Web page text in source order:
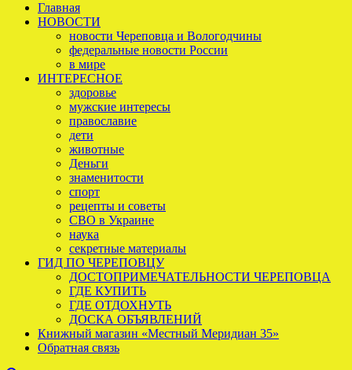
Главная
НОВОСТИ
новости Череповца и Вологодчины
федеральные новости России
в мире
ИНТЕРЕСНОЕ
здоровье
мужские интересы
православие
дети
животные
Деньги
знаменитости
спорт
рецепты и советы
СВО в Украине
наука
секретные материалы
ГИД ПО ЧЕРЕПОВЦУ
ДОСТОПРИМЕЧАТЕЛЬНОСТИ ЧЕРЕПОВЦА
ГДЕ КУПИТЬ
ГДЕ ОТДОХНУТЬ
ДОСКА ОБЪЯВЛЕНИЙ
Книжный магазин «Местный Меридиан 35»
Обратная связь